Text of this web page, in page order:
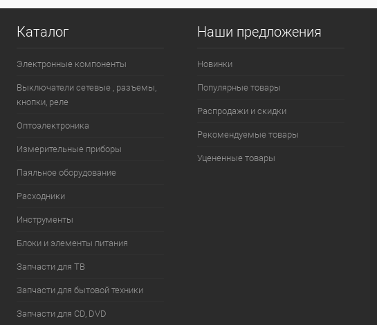
Каталог
Электронные компоненты
Выключатели сетевые , разъемы,
кнопки, реле
Оптоэлектроника
Измерительные приборы
Паяльное оборудование
Расходники
Инструменты
Блоки и элементы питания
Запчасти для ТВ
Запчасти для бытовой техники
Запчасти для CD, DVD
Наши предложения
Новинки
Популярные товары
Распродажи и скидки
Рекомендуемые товары
Уцененные товары